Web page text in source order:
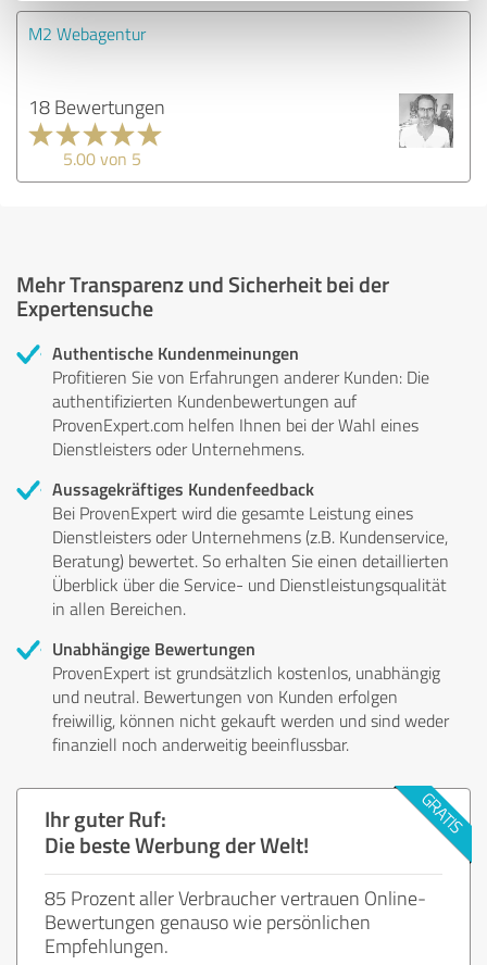
M2 Webagentur
18 Bewertungen
5.00 von 5
Mehr Transparenz und Sicherheit bei der
Expertensuche
Authentische Kundenmeinungen
Profitieren Sie von Erfahrungen anderer Kunden: Die
authentifizierten Kundenbewertungen auf
ProvenExpert.com helfen Ihnen bei der Wahl eines
Dienstleisters oder Unternehmens.
Aussagekräftiges Kundenfeedback
Bei ProvenExpert wird die gesamte Leistung eines
Dienstleisters oder Unternehmens (z.B. Kundenservice,
Beratung) bewertet. So erhalten Sie einen detaillierten
Überblick über die Service- und Dienstleistungsqualität
in allen Bereichen.
Unabhängige Bewertungen
ProvenExpert ist grundsätzlich kostenlos, unabhängig
und neutral. Bewertungen von Kunden erfolgen
freiwillig, können nicht gekauft werden und sind weder
finanziell noch anderweitig beeinflussbar.
Ihr guter Ruf:
Die beste Werbung der Welt!
85 Prozent aller Verbraucher vertrauen Online-
Bewertungen genauso wie persönlichen
Empfehlungen.